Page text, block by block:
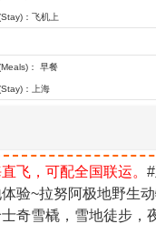
：飞机上
： 早餐
：上海
飞，可配全国联运。
验~拉努阿极地野生
奇雪橇，雪地徒步，